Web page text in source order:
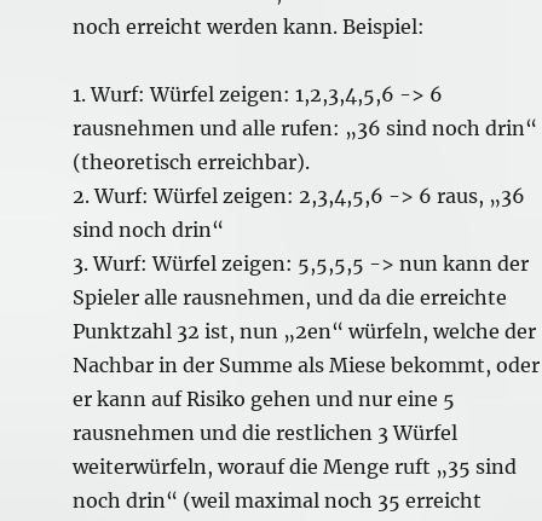
noch erreicht werden kann. Beispiel:
1. Wurf: Würfel zeigen: 1,2,3,4,5,6 -> 6
rausnehmen und alle rufen: „36 sind noch drin“
(theoretisch erreichbar).
2. Wurf: Würfel zeigen: 2,3,4,5,6 -> 6 raus, „36
sind noch drin“
3. Wurf: Würfel zeigen: 5,5,5,5 -> nun kann der
Spieler alle rausnehmen, und da die erreichte
Punktzahl 32 ist, nun „2en“ würfeln, welche der
Nachbar in der Summe als Miese bekommt, oder
er kann auf Risiko gehen und nur eine 5
rausnehmen und die restlichen 3 Würfel
weiterwürfeln, worauf die Menge ruft „35 sind
noch drin“ (weil maximal noch 35 erreicht